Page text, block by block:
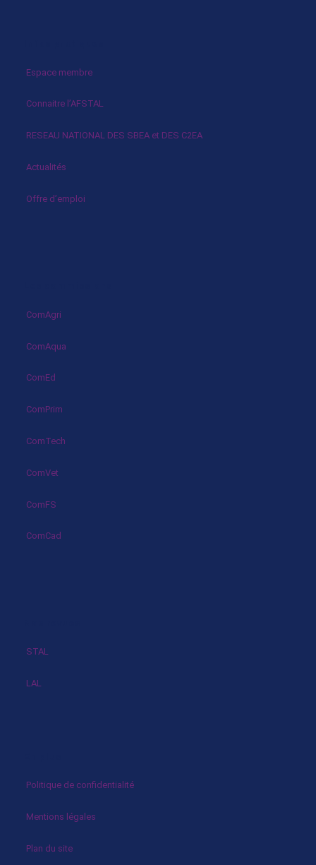
Espace membre
Connaitre l’AFSTAL
RESEAU NATIONAL DES SBEA et DES C2EA
Actualités
Offre d’emploi
ComAgri
ComAqua
ComEd
ComPrim
ComTech
ComVet
ComFS
ComCad
STAL
LAL
Politique de confidentialité
Mentions légales
Plan du site